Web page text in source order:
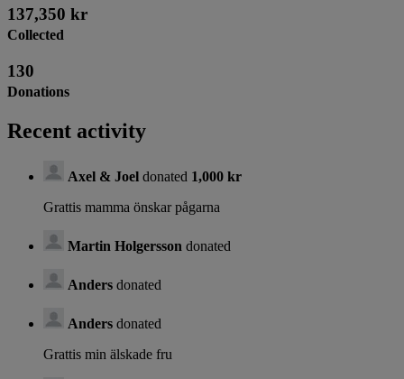
137,350 kr
Collected
130
Donations
Recent activity
Axel & Joel donated 1,000 kr
Grattis mamma önskar pågarna
Martin Holgersson donated
Anders donated
Anders donated
Grattis min älskade fru